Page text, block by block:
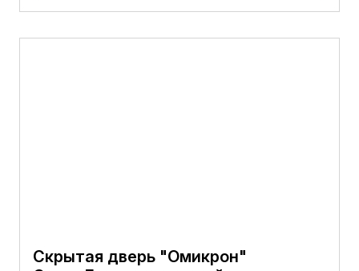
Скрытая дверь "Омикрон"